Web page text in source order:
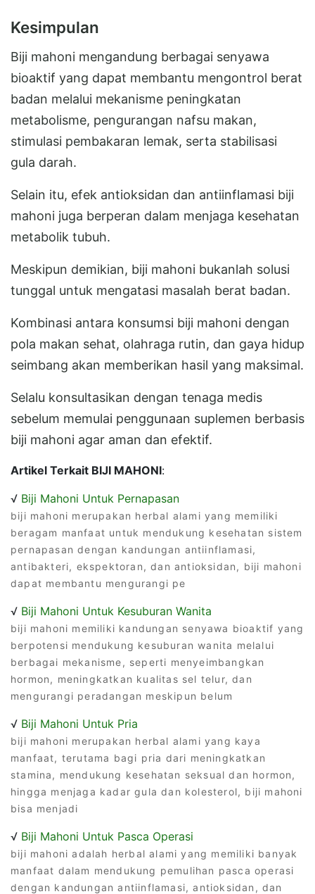
Kesimpulan
Biji mahoni mengandung berbagai senyawa
bioaktif yang dapat membantu mengontrol berat
badan melalui mekanisme peningkatan
metabolisme, pengurangan nafsu makan,
stimulasi pembakaran lemak, serta stabilisasi
gula darah.
Selain itu, efek antioksidan dan antiinflamasi biji
mahoni juga berperan dalam menjaga kesehatan
metabolik tubuh.
Meskipun demikian, biji mahoni bukanlah solusi
tunggal untuk mengatasi masalah berat badan.
Kombinasi antara konsumsi biji mahoni dengan
pola makan sehat, olahraga rutin, dan gaya hidup
seimbang akan memberikan hasil yang maksimal.
Selalu konsultasikan dengan tenaga medis
sebelum memulai penggunaan suplemen berbasis
biji mahoni agar aman dan efektif.
Artikel Terkait BIJI MAHONI:
√ Biji Mahoni Untuk Pernapasan
biji mahoni merupakan herbal alami yang memiliki
beragam manfaat untuk mendukung kesehatan sistem
pernapasan dengan kandungan antiinflamasi,
antibakteri, ekspektoran, dan antioksidan, biji mahoni
dapat membantu mengurangi pe
√ Biji Mahoni Untuk Kesuburan Wanita
biji mahoni memiliki kandungan senyawa bioaktif yang
berpotensi mendukung kesuburan wanita melalui
berbagai mekanisme, seperti menyeimbangkan
hormon, meningkatkan kualitas sel telur, dan
mengurangi peradangan meskipun belum
√ Biji Mahoni Untuk Pria
biji mahoni merupakan herbal alami yang kaya
manfaat, terutama bagi pria dari meningkatkan
stamina, mendukung kesehatan seksual dan hormon,
hingga menjaga kadar gula dan kolesterol, biji mahoni
bisa menjadi
√ Biji Mahoni Untuk Pasca Operasi
biji mahoni adalah herbal alami yang memiliki banyak
manfaat dalam mendukung pemulihan pasca operasi
dengan kandungan antiinflamasi, antioksidan, dan